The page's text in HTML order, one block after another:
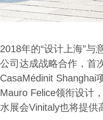
2018年的“设计上海”与
公司达成战略合作，首
CasaMédinit Shanghai
Mauro Felice领衔设计
水展会Vinitaly也将提